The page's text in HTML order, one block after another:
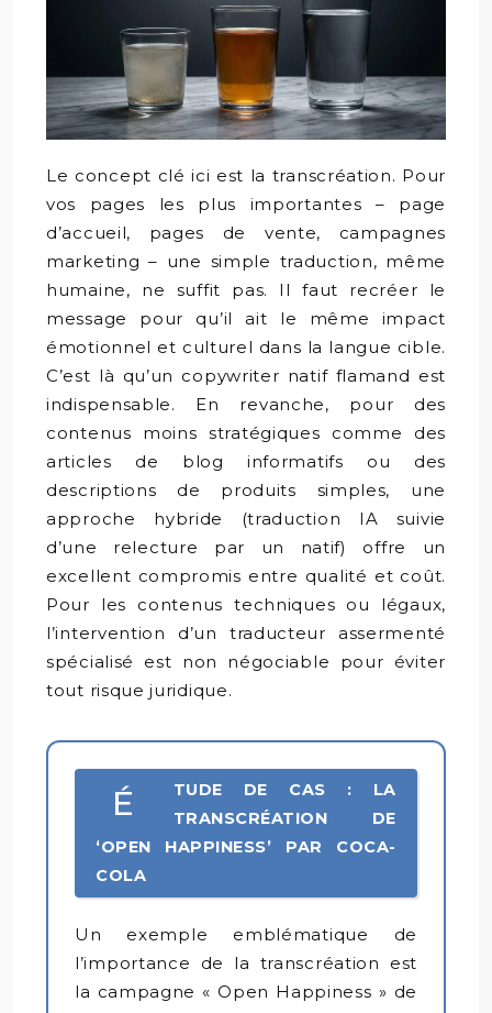
Le concept clé ici est la transcréation. Pour
vos pages les plus importantes – page
d’accueil, pages de vente, campagnes
marketing – une simple traduction, même
humaine, ne suffit pas. Il faut recréer le
message pour qu’il ait le même impact
émotionnel et culturel dans la langue cible.
C’est là qu’un copywriter natif flamand est
indispensable. En revanche, pour des
contenus moins stratégiques comme des
articles de blog informatifs ou des
descriptions de produits simples, une
approche hybride (traduction IA suivie
d’une relecture par un natif) offre un
excellent compromis entre qualité et coût.
Pour les contenus techniques ou légaux,
l’intervention d’un traducteur assermenté
spécialisé est non négociable pour éviter
tout risque juridique.
É
TUDE DE CAS : LA
TRANSCRÉATION DE
‘OPEN HAPPINESS’ PAR COCA-
COLA
Un exemple emblématique de
l’importance de la transcréation est
la campagne « Open Happiness » de